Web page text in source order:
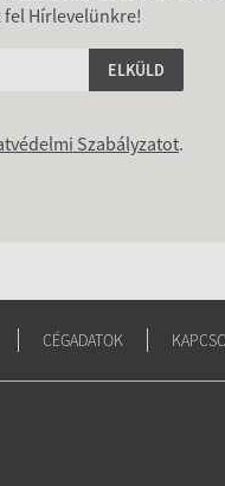
Hírlevelünkre!
ELKÜLD
Szabályzatot.
CÉGADATOK